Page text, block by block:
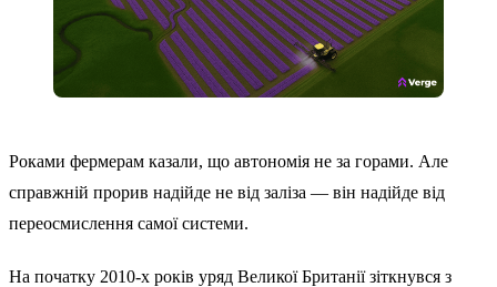
Роками фермерам казали, що автономія не за горами. Але
справжній прорив надійде не від заліза — він надійде від
переосмислення самої системи.
На початку 2010-х років уряд Великої Британії зіткнувся з